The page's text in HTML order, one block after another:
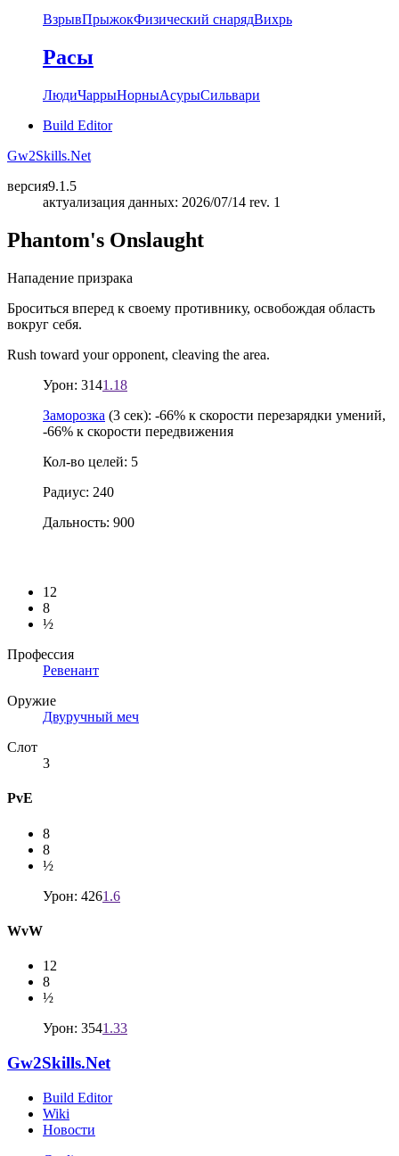
ВзрывПрыжокФизический снарядВихрь
Расы
ЛюдиЧаррыНорныАсурыСильвари
Build Editor
Gw2Skills.Net
версия9.1.5
актуализация данных: 2026/07/14 rev. 1
Phantom's Onslaught
Нападение призрака
Броситься вперед к своему противнику, освобождая область
вокруг себя.
Rush toward your opponent, cleaving the area.
Урон: 3141.18
Заморозка (3 сек): -66% к скорости перезарядки умений,
-66% к скорости передвижения
Кол-во целей: 5
Радиус: 240
Дальность: 900
12
8
½
Профессия
Ревенант
Оружие
Двуручный меч
Слот
3
PvE
8
8
½
Урон: 4261.6
WvW
12
8
½
Урон: 3541.33
Gw2Skills.Net
Build Editor
Wiki
Новости